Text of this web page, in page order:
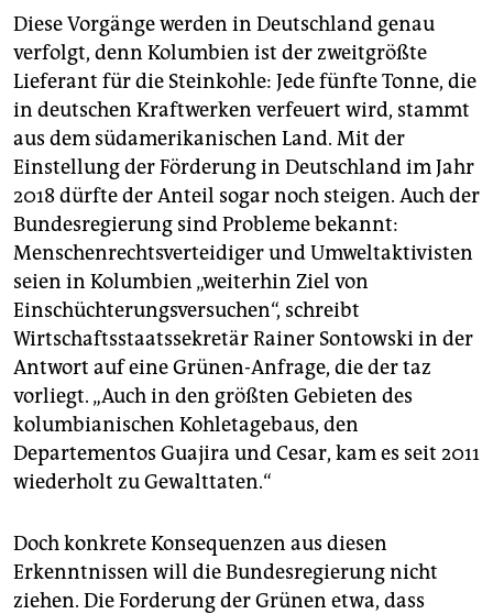
Diese Vorgänge werden in Deutschland genau
verfolgt, denn Kolumbien ist der zweitgrößte
Lieferant für die Steinkohle: Jede fünfte Tonne, die
in deutschen Kraftwerken verfeuert wird, stammt
aus dem südamerikanischen Land. Mit der
Einstellung der Förderung in Deutschland im Jahr
2018 dürfte der Anteil sogar noch steigen. Auch der
Bundesregierung sind Probleme bekannt:
Menschenrechtsverteidiger und Umweltaktivisten
seien in Kolumbien „weiterhin Ziel von
Einschüchterungsversuchen“, schreibt
Wirtschaftsstaatssekretär Rainer Sontowski in der
Antwort auf eine Grünen-Anfrage, die der taz
vorliegt. „Auch in den größten Gebieten des
kolumbianischen Kohletagebaus, den
Departementos Guajira und Cesar, kam es seit 2011
wiederholt zu Gewalttaten.“
Doch konkrete Konsequenzen aus diesen
Erkenntnissen will die Bundesregierung nicht
ziehen. Die Forderung der Grünen etwa, dass